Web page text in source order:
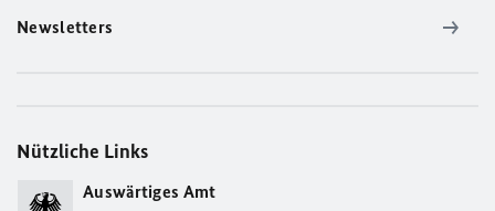
Newsletters
Nützliche Links
Auswärtiges Amt